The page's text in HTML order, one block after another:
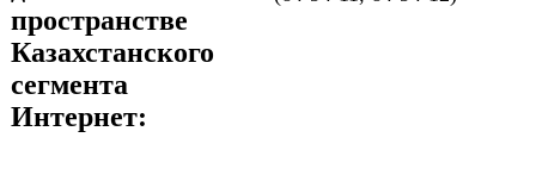
пространстве
Казахстанского
сегмента
Интернет: